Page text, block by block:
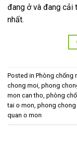
đang ở và đang cải
nhất.
Posted in Phòng chống
chong moi, phong
mon can tho, phòng
tai o mon, phong chong
quan o mon